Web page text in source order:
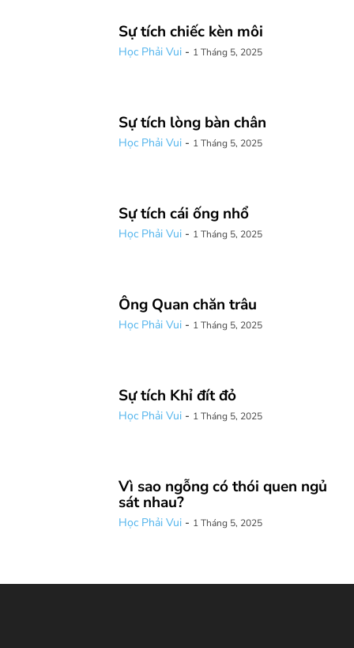
Sự tích chiếc kèn môi
Học Phải Vui - 1 Tháng 5, 2025
Sự tích lòng bàn chân
Học Phải Vui - 1 Tháng 5, 2025
Sự tích cái ống nhổ
Học Phải Vui - 1 Tháng 5, 2025
Ông Quan chăn trâu
Học Phải Vui - 1 Tháng 5, 2025
Sự tích Khỉ đít đỏ
Học Phải Vui - 1 Tháng 5, 2025
Vì sao ngỗng có thói quen ngủ
sát nhau?
Học Phải Vui - 1 Tháng 5, 2025